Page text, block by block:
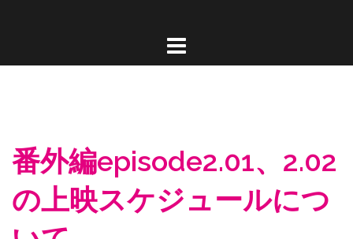
キ番外編episode2.01、2.02
の上映スケジュールにつ